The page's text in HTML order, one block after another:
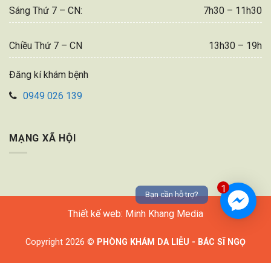
Sáng Thứ 7 – CN: 7h30 – 11h30
Chiều Thứ 7 – CN 13h30 – 19h
Đăng kí khám bệnh
0949 026 139
MẠNG XÃ HỘI
Thiết kế web: Minh Khang Media
Copyright 2026 © PHÒNG KHÁM DA LIỄU - BÁC SĨ NGỌ
1
Bạn cần hỗ trợ?